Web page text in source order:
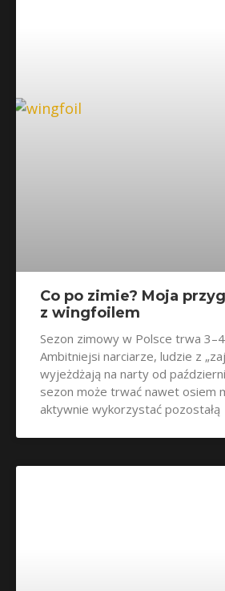
Co po zimie? Moja
z wingfoilem
Sezon zimowy w Polsce trwa
Ambitniejsi narciarze, ludzie z
wyjeżdżają na narty od
sezon może trwać nawet osiem
aktywnie wykorzystać pozostałą